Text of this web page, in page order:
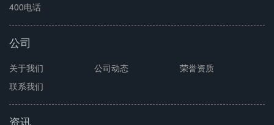
400电话
公司
关于我们 公司动态
荣誉资质
联系我们
资讯